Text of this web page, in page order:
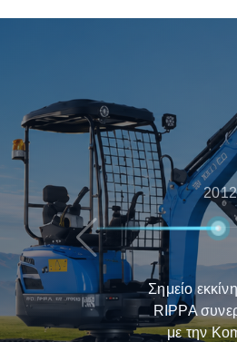
δυνατή εμπειρία στην
προϊόντων.
2012
Σημείο
RIPPA
με την